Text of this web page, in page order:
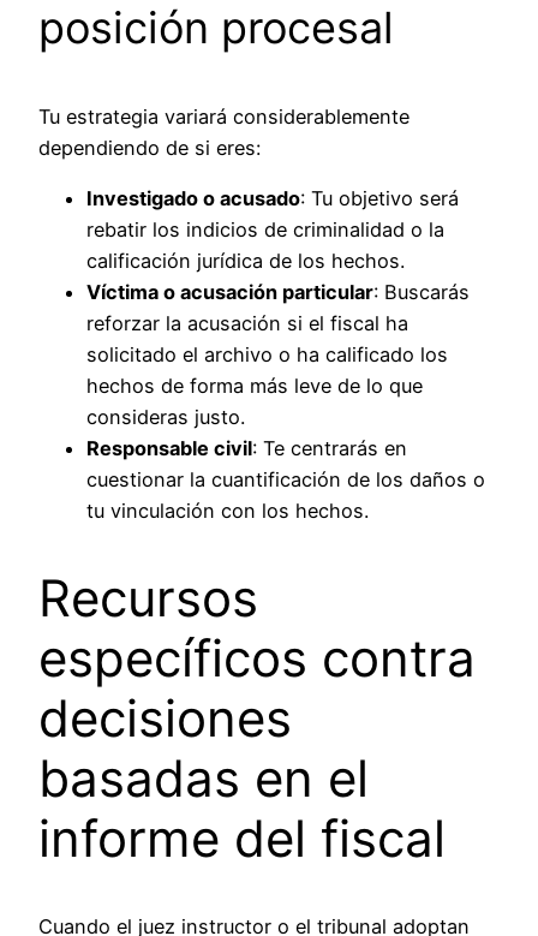
posición procesal
Tu estrategia variará considerablemente
dependiendo de si eres:
Investigado o acusado: Tu objetivo será
rebatir los indicios de criminalidad o la
calificación jurídica de los hechos.
Víctima o acusación particular: Buscarás
reforzar la acusación si el fiscal ha
solicitado el archivo o ha calificado los
hechos de forma más leve de lo que
consideras justo.
Responsable civil: Te centrarás en
cuestionar la cuantificación de los daños o
tu vinculación con los hechos.
Recursos
específicos contra
decisiones
basadas en el
informe del fiscal
Cuando el juez instructor o el tribunal adoptan